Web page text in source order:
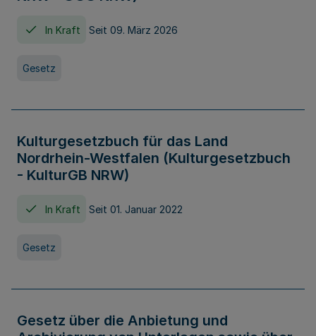
In Kraft Seit 09. März 2026
Gesetz
Kulturgesetzbuch für das Land
Nordrhein-Westfalen (Kulturgesetzbuch
- KulturGB NRW)
In Kraft Seit 01. Januar 2022
Gesetz
Gesetz über die Anbietung und